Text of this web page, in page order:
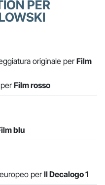
PER
originale perFilm
Film rosso
blu
perIl Decalogo 1